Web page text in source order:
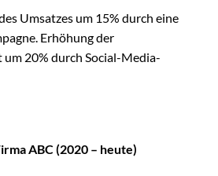
Umsatzes um 15% durch eine
Erhöhung der
20% durch Social-Media-
ABC (2020 – heute)